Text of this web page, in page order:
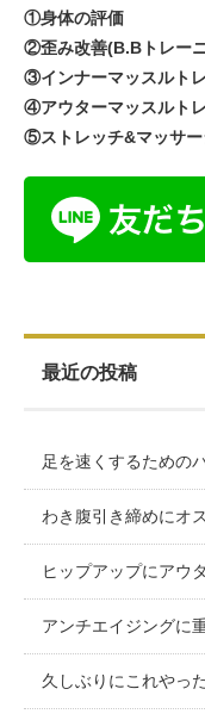
①身体の評価
②歪み改善(B.Bトレー
③インナーマッスルト
④アウターマッスルト
⑤ストレッチ&マッサー
最近の投稿
足を速くするための
わき腹引き締めにオ
ヒップアップにアウ
アンチエイジングに
久しぶりにこれやっ